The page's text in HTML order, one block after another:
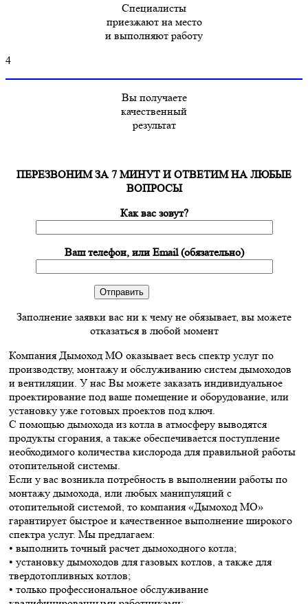
Специалисты
приезжают на место
и выполняют работу
4
Вы получаете
качественный
результат
ПЕРЕЗВОНИМ ЗА 7 МИНУТ И ОТВЕТИМ НА ЛЮБЫЕ
ВОПРОСЫ
Как вас зовут?
Ваш телефон, или Email (обязательно)
Заполнение заявки вас ни к чему не обязывает, вы можете
отказаться в любой момент
Компания Дымоход МО оказывает весь спектр услуг по
производству, монтажу и обслуживанию систем дымоходов
и вентиляции. У нас Вы можете заказать индивидуальное
проектирование под ваше помещение и оборудование, или
установку уже готовых проектов под ключ.
С помощью дымохода из котла в атмосферу выводятся
продукты сгорания, а также обеспечивается поступление
необходимого количества кислорода для правильной работы
отопительной системы.
Если у вас возникла потребность в выполнении работы по
монтажу дымохода, или любых манипуляций с
отопительной системой, то компания «Дымоход МО»
гарантирует быстрое и качественное выполнение широкого
спектра услуг. Мы предлагаем:
• выполнить точный расчет дымоходного котла;
• установку дымоходов для газовых котлов, а также для
твердотопливных котлов;
• только профессиональное обслуживание